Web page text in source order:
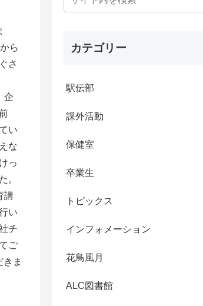
ら
さ
企
い
な
っ
。
講
い
チ
ご
ま
カテゴリー
駅伝部
課外活動
保健室
卒業生
トピックス
インフォメーション
花鳥風月
ALC図書館